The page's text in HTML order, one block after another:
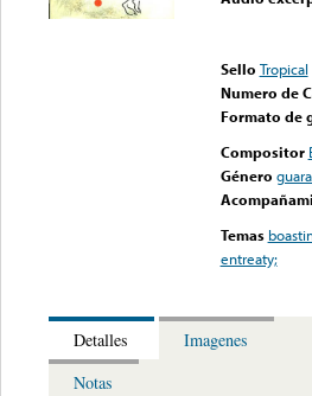
Sello Tropical
Numero de
Formato de
Compositor
Género
Temas
entreaty;
Detalles
Imagenes
Notas